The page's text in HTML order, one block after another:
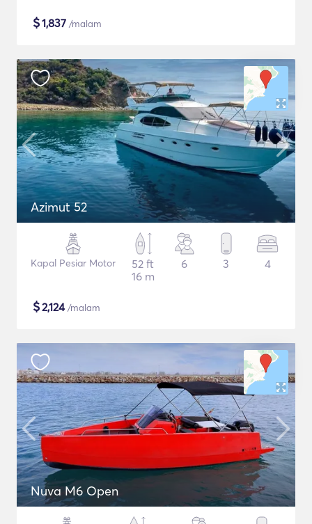
$1,837 /malam
Azimut 52
Kapal Pesiar Motor
52 ft
16 m
6 3 4
$2,124/malam
Nuva M6 Open